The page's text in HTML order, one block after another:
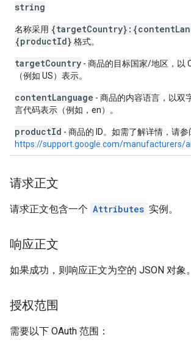
string
名称采用
{productId} 格式。
targetCountry - 商品的目标国家/地区，以
（例如 US）表示。
contentLanguage - 商品的内容语言，以双
言代码表示（例如，en）。
productId - 商品的 ID。如需了解详情，请参
https://support.google.com/manufacturers/
请求正文
请求正文包含一个 Attributes 实例。
响应正文
如果成功，则响应正文为空的 JSON 对象。
授权范围
需要以下 OAuth 范围：